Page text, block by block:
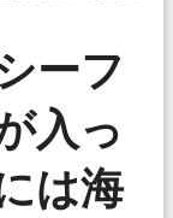
ーフ
入っ
は海